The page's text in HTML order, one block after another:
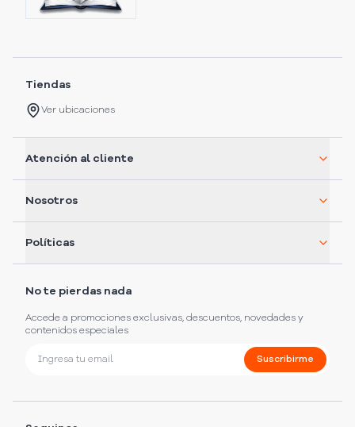
Tiendas
Ver ubicaciones
Atención al cliente
Nosotros
Políticas
No te pierdas nada
Accede a promociones exclusivas, descuentos, novedades y
contenidos especiales
Suscribirme